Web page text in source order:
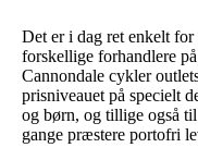
Det er i dag ret enkelt
forskellige forhandlere
Cannondale cykler
prisniveauet på specielt
og børn, og tillige også
gange præstere portofri